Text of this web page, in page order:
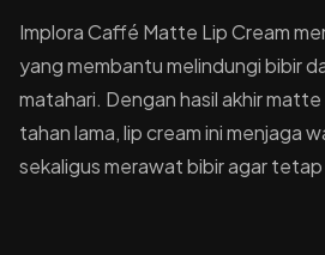
Implora Caffé Matte Lip Cream
yang membantu melindungi bibir
matahari. Dengan hasil akhir
tahan lama, lip cream ini menjaga
sekaligus merawat bibir agar